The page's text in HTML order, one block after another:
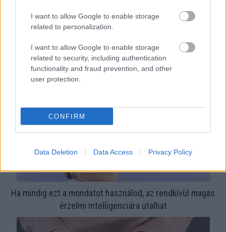
I want to allow Google to enable storage
related to personalization.
I want to allow Google to enable storage
related to security, including authentication
functionality and fraud prevention, and other
user protection.
CONFIRM
Data Deletion Data Access Privacy Policy
Nem ecettel és nem szódabikarbónával: ezzel lesz
újra csillogó a vízköves csap
Ha mindig ezt a mondatot használod, az rendkívül magas
érzelmi intelligenciára utalhat